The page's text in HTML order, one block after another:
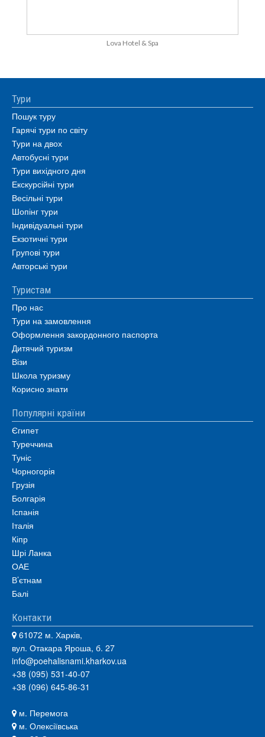
Lova Hotel & Spa
Тури
Пошук туру
Гарячі тури по світу
Тури на двох
Автобусні тури
Тури вихідного дня
Екскурсійні тури
Весільні тури
Шопінг тури
Індивідуальні тури
Екзотичні тури
Групові тури
Авторські тури
Туристам
Про нас
Тури на замовлення
Оформлення закордонного паспорта
Дитячий туризм
Візи
Школа туризму
Корисно знати
Популярні країни
Єгипет
Туреччина
Туніс
Чорногорія
Грузія
Болгарія
Іспанія
Італія
Кіпр
Шрі Ланка
ОАЕ
В’єтнам
Балі
Контакти
61072 м. Харків,
вул. Отакара Яроша, б. 27
info@poehalisnami.kharkov.ua
+38 (095) 531-40-07
+38 (096) 645-86-31
м. Перемога
м. Олексіївська